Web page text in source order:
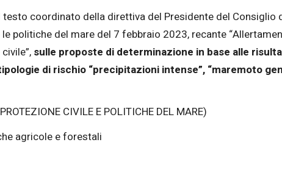
testo coordinato della direttiva del Presidente del
politiche del mare del 7 febbraio 2023, recante
sulle proposte di determinazione in base alle
di rischio “precipitazioni intense”, “maremoto
CIVILE E POLITICHE DEL MARE)
agricole e forestali